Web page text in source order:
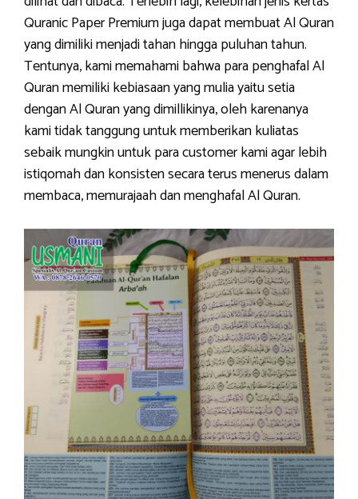
Quranic Paper Premium juga dapat membuat Al Quran
yang dimiliki menjadi tahan hingga puluhan tahun.
Tentunya, kami memahami bahwa para penghafal Al
Quran memiliki kebiasaan yang mulia yaitu setia
dengan Al Quran yang dimillikinya, oleh karenanya
kami tidak tanggung untuk memberikan kuliatas
sebaik mungkin untuk para customer kami agar lebih
istiqomah dan konsisten secara terus menerus dalam
membaca, memurajaah dan menghafal Al Quran.